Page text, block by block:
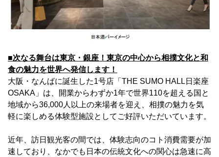
■次なる舞台は東京・銀座！東京の中心から相撲文化と和
食の魅力を世界へ発信します！
大阪・なんばに誕生した1号店「THE SUMO HALL日楽座
OSAKA」は、開業からわずか1年で世界110を超える国と
地域から36,000人以上の来場者を迎え、相撲の魅力を気
軽に楽しめる体験型施設としてご好評いただいています。
近年、訪日観光客の間では、体験志向のコト消費需要が加
速しており、なかでも日本の伝統文化への関心は急速に高